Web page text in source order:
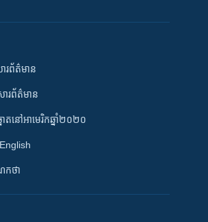
ារព័ត៌មាន
ារព័ត៌មាន
ោតនៅអាមេរិកឆ្នាំ២០២០
កថា